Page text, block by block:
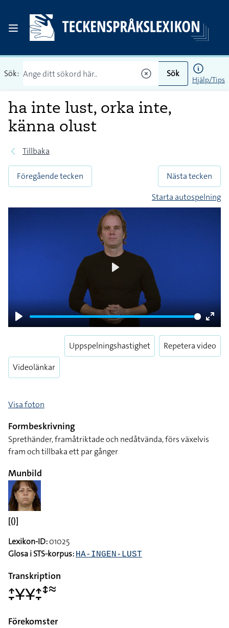
Sök: Sök
Hjälp/Tips
ha inte lust, orka inte,
känna olust
Tillbaka
Föregående tecken
Nästa tecken
Starta autospelning
Play
Enter
Videolänkar
Uppspelningshastighet Repetera video
Visa foton
Formbeskrivning
Sprethänder, framåtriktade och nedåtvända, förs växelvis
fram och tillbaka ett par gånger
Munbild
[()]
Lexikon-ID:01025
Glosa i STS-korpus: HA-INGEN-LUST
Transkription
􌤴􌥙􌥃􌥃􌤴􌥙􌥥􌦇
Förekomster